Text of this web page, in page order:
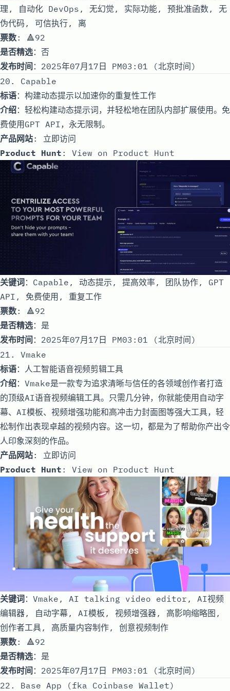
理, 自动化 DevOps, 无幻觉, 实际功能, 预批准函数, 无
伪代码, 可信执行, 离
票数: 🔺92
是否精选：否
发布时间 ：2025年07月17日 PM03:01 (北京时间)
20. Capable
标语：构建动态提示以加速你的重复性工作
介绍：轻松构建动态提示词，并轻松地在团队内部扩展使用。免
费使用GPT API，永无限制。
产品网站: 立即访问
Product Hunt : View on Product Hunt
关键词：Capable, 动态提示, 提高效率, 团队协作, GPT
API, 免费使用, 重复工作
票数: 🔺92
是否精选：是
发布时间 ：2025年07月17日 PM03:01 (北京时间)
21. Vmake
标语：人工智能语音视频剪辑工具
介绍：Vmake是一款专为追求清晰与信任的各领域创作者打造
的顶级AI语音视频编辑工具。只需几分钟，你就能使用自动字
幕、AI模板、视频增强功能和高冲击力封面图等强大工具，轻
松制作出表现卓越的视频内容。这一切，都是为了帮助你产出令
人印象深刻的作品。
产品网站: 立即访问
Product Hunt : View on Product Hunt
关键词：Vmake, AI talking video editor, AI视频
编辑器, 自动字幕, AI模板, 视频增强器, 高影响缩略图,
创作者工具, 高质量内容制作, 创意视频制作
票数: 🔺92
是否精选：是
发布时间 ：2025年07月17日 PM03:01 (北京时间)
22. Base App (fka Coinbase Wallet)